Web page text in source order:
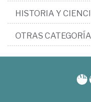
HISTORIA Y
OTRAS